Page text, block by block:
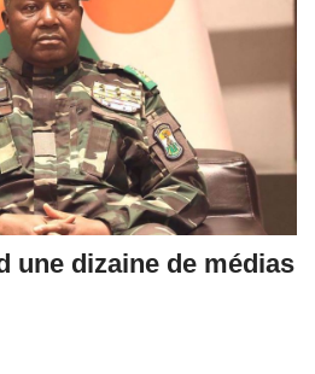
une dizaine de médias